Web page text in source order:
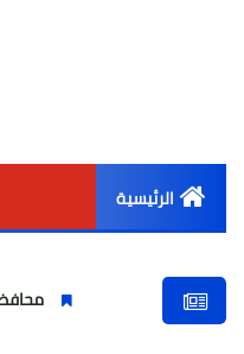
الرئيسية
محافظ المنوفية